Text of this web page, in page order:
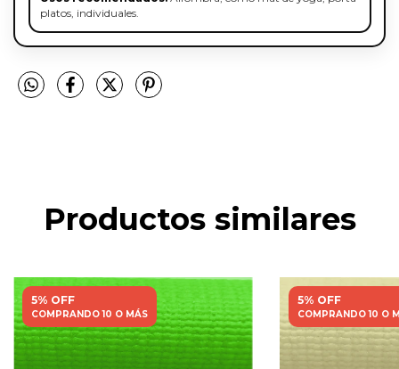
platos, individuales.
Productos similares
5% OFF
COMPRANDO 10 O MÁS
5% OFF
COMPRANDO 10 O